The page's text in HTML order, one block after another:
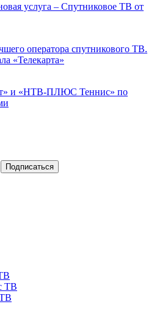
услуга – Спутниковое ТВ от
оператора спутникового ТВ.
«Телекарта»
и «НТВ-ПЛЮС Теннис» по
Подписаться
ТВ